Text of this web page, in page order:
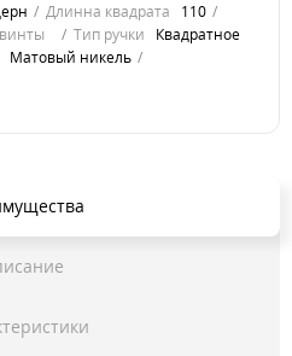
Длинна квадрата
110
Тип ручки
Квадратное
Матовый никель